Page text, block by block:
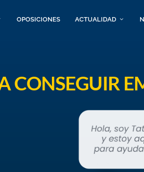
OPOSICIONES ACTUALIDAD
CONSEGUIR